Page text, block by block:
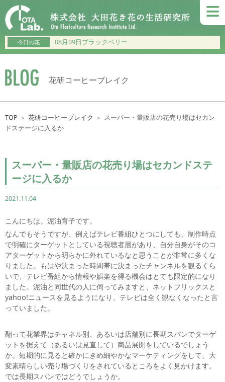
≡
今日の花 08月09日ブラックベリー
花研コーヒーブレイク
TOP ＞ 花研コーヒーブレイク ＞ スーパー・量販店の花売り場はセカン
ドステージに入るか
スーパー・量販店の花売り場はセカンドステ
ージに入るか
2021.11.04
こんにちは。泥油育子です。
なんでもそうですが、例えばテレビ番組ひとつにしても、制作時点
で明確にターゲットとしている視聴者層があり、自分自身がそのコ
アターゲットから明らかに外れているなと思うことが非常に多くな
りました。もはや決まった時間帯に決まったチャンネルを観るくら
いで、テレビ番組から情報や娯楽を得る機会はとても限定的になり
ました。泥油と同世代の人に伺ってみますと、ネットフリックスと
yahoo!ニュースを見るようになり、テレビは全く観なくなったと言
っていました。
翻って花業界はチャネル別、あるいは店舗別に長期スパンでターゲ
ットを据えて（あるいは見直して）商品展開をしているでしょう
か。短期的に見ると確かにきめ細やかなマーケティングをして、大
変素晴らしい売り場づくりをされているところをよく見かけます。
では長期スパンではどうでしょうか。